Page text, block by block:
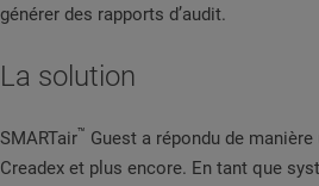
générer des rapports d’audit.
La solution
SMARTair™ Guest a répondu de
Creadex et plus encore. En tant que